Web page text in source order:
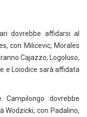
dovrebbe affidarsi al
con Milicevic, Morales
Cajazzo, Logoluso,
e Loiodice sarà affidata
Campilongo dovrebbe
Wodzicki, con Padalino,